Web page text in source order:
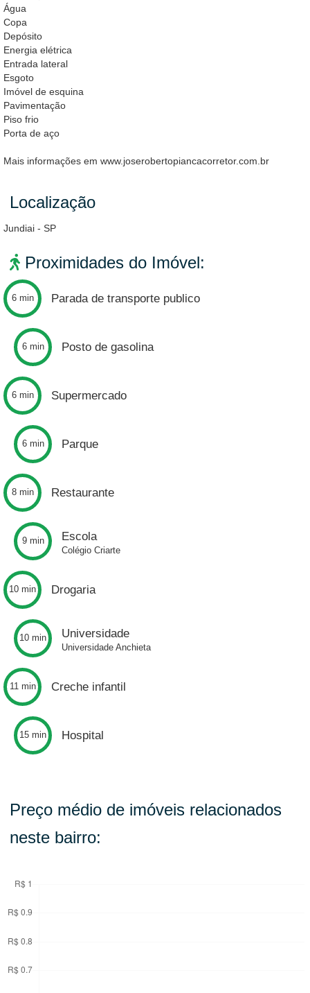
Água
Copa
Depósito
Energia elétrica
Entrada lateral
Esgoto
Imóvel de esquina
Pavimentação
Piso frio
Porta de aço
Mais informações em www.joserobertopiancacorretor.com.br
Localização
Jundiai - SP
Proximidades do Imóvel:
6 min Parada de transporte publico
6 min Posto de gasolina
6 min Supermercado
6 min Parque
8 min Restaurante
9 min Escola
Colégio Criarte
10 min Drogaria
10 min Universidade
Universidade Anchieta
11 min Creche infantil
15 min Hospital
Preço médio de imóveis relacionados
neste bairro: